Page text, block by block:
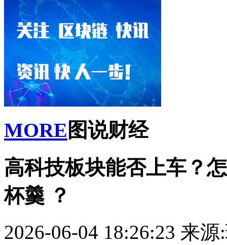
MORE 图说财经
高科技板块能否上车？
杯羹 ？
2026-06-04 18:26:23 来源